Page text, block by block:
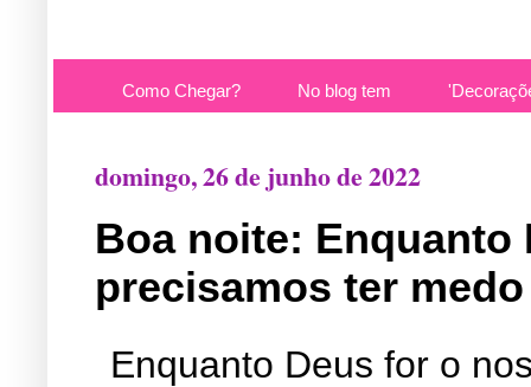
Como Chegar? No blog tem
domingo, 26 de junho de 2022
Boa noite: Enquanto
precisamos ter medo
Enquanto Deus for o